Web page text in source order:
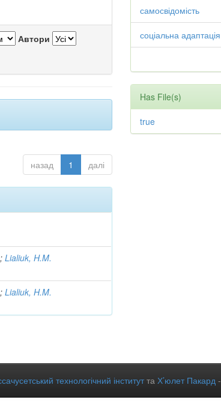
Автори
назад 1 далі
;Lialiuk, H.M.
;Lialiuk, H.M.
самосвідомість
соціальна адаптація
Has File(s)
true
технологічний інститутта Х’юлет Пакард -